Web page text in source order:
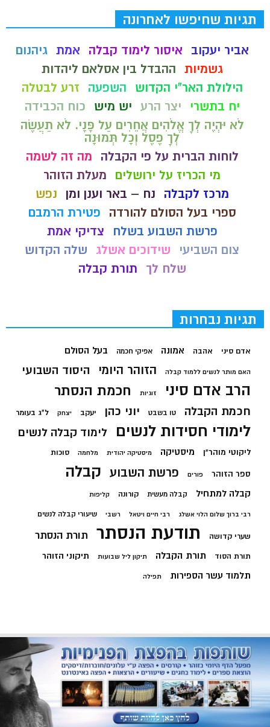
תגיות שחיפשו לאחרונה
אביר יעקוב איסור לימוד קבלה אמת גיהנום
גשמיות ההבדל בין אסלאם ליהדות
הילולת האר"י הקדוש
השפעה
זרע לבטלה
יח בתשרי
יצר הרע יש מיש
כוח הכבידה
לֹא יִהְיֶה לְךָ אֱלֹהִים אֲחֵרִים עַל פָּנָי. לֹא תַעֲשֶׂה
לְךָ פֶסֶל וְכָל תְּמוּנָה
לוחות הברית על פי הקבלה
מה זה לשמה
מי הכריז על ירושלים
מעלת הזוהר
מרכז לקבלה
נח – באר וענן ומן
נפש
ספרי בעל הסולם להורדה
פטירת הרמבם
פרשת השבוע בשלח
צדיקי אמת
צום השביעי
שידוכים אשלג
שלה הקדוש
שלח לך
תורת קבלה
תגיות נבחרות
אדם סיני אהבה אמונה אפיקי חכמה בעל הסולם
האם מותר לנשים ללמוד קבלה הזוהר היומי היסוד השבועי
הרב אדם סיני זוגיות חכמת הנסתר
חכמת הקבלה טו בשבט יוני כהן יעקב יצחק ל"ג בעומר
לימודי חסידות לנשים לימוד קבלה לנשים
ליקוטי מוהר"ן מיסטיקה מיסטיקה יהודית מלחמה סוכות
ספר הזוהר פורים פרשת השבוע קבלה
קבלה למתחיל קבלה מעשית קורונה קליפות
רבי ברוך שלום הלוי אשלג רבי חיים ויטאל רשבי שיעורי קבלה לנשים
שערי קדושה תודעת הנסתר תורת הנסתר
תורת הסוד תורת הקבלה תיקון ליל שבועות תיקוני הזוהר
תלמוד עשר הספירות תפילה